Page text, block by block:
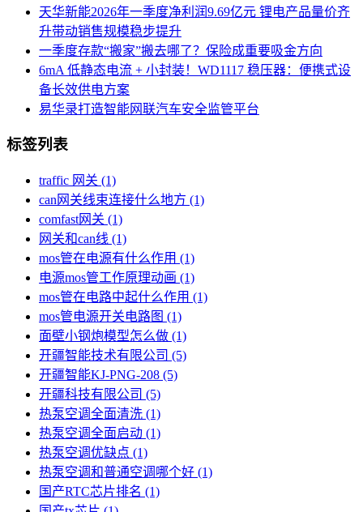
天华新能2026年一季度净利润9.69亿元 锂电产品量价齐
升带动销售规模稳步提升
一季度存款“搬家”搬去哪了？保险成重要吸金方向
6mA 低静态电流 + 小封装！WD1117 稳压器：便携式设
备长效供电方案
易华录打造智能网联汽车安全监管平台
标签列表
traffic 网关 (1)
can网关线束连接什么地方 (1)
comfast网关 (1)
网关和can线 (1)
mos管在电源有什么作用 (1)
电源mos管工作原理动画 (1)
mos管在电路中起什么作用 (1)
mos管电源开关电路图 (1)
面壁小钢炮模型怎么做 (1)
开疆智能技术有限公司 (5)
开疆智能KJ-PNG-208 (5)
开疆科技有限公司 (5)
热泵空调全面清洗 (1)
热泵空调全面启动 (1)
热泵空调优缺点 (1)
热泵空调和普通空调哪个好 (1)
国产RTC芯片排名 (1)